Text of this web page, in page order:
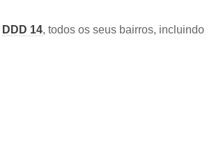
DDD 14, todos os seus bairros, incluindo